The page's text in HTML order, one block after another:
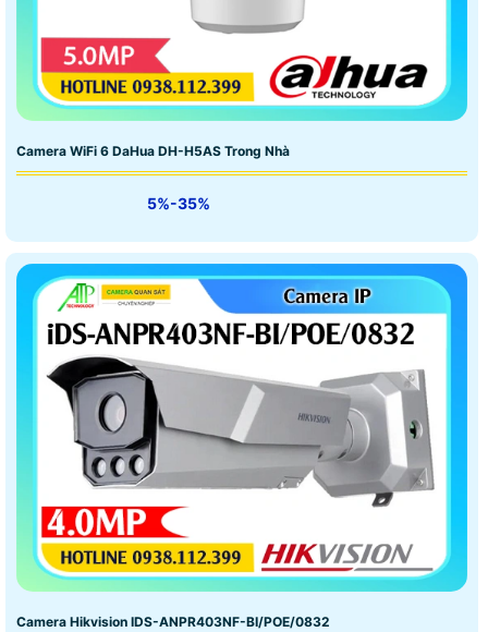
Camera WiFi 6 DaHua DH-H5AS Trong Nhà
5%-35%
Camera Hikvision IDS-ANPR403NF-BI/POE/0832